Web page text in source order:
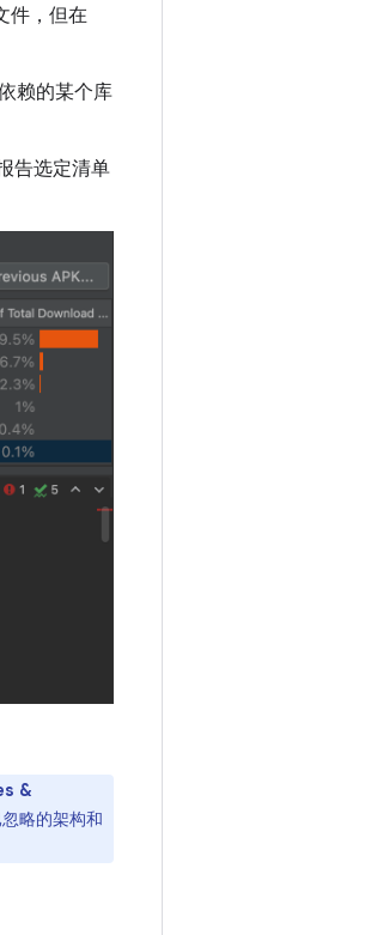
件，但在
赖的某个库
告选定清单
&
略的架构和